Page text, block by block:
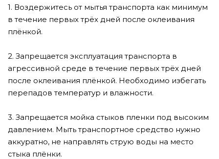
1. Воздержитесь от мытья транспорта как минимум
в течение первых трёх дней после оклеивания
плёнкой.
2. Запрещается эксплуатация транспорта в
агрессивной среде в течение первых трёх дней
после оклеивания плёнкой. Необходимо избегать
перепадов температур и влажности.
3. Запрещается мойка стыков пленки под высоким
давлением. Мыть транспортное средство нужно
аккуратно, не направлять струю воды на место
стыка плёнки.